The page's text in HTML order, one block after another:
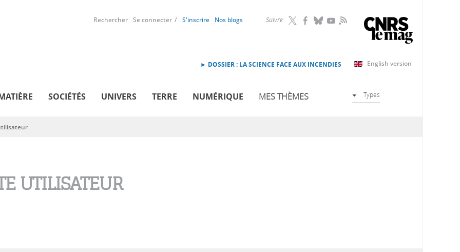
Suivre RSS
Rechercher Se connecter S'inscrire Nos blogs
English version
► DOSSIER : LA SCIENCE FACE AUX INCENDIES
SOCIÉTÉS UNIVERS TERRE NUMÉRIQUE MES THÈMES Types
UTILISATEUR